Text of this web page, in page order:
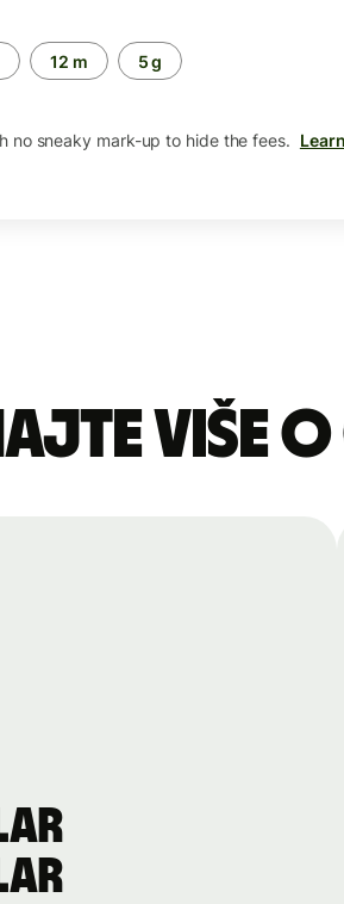
12 m 5 g
no sneaky mark-up to hide the fees.
više